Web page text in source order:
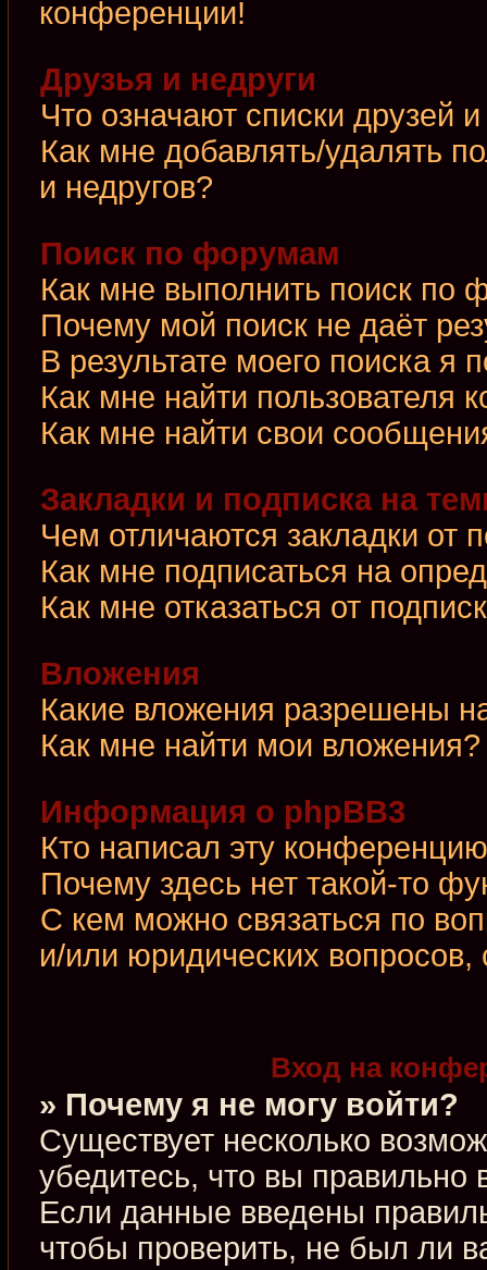
конференции!
Друзья и недруги
Что означают списки друзей
Как мне добавлять/удалять
и недругов?
Поиск по форумам
Как мне выполнить поиск
Почему мой поиск не даёт
В результате моего поиска я
Как мне найти пользователя
Как мне найти свои
Закладки и подписка на
Чем отличаются закладки от
Как мне подписаться на
Как мне отказаться от
Вложения
Какие вложения разрешены
Как мне найти мои вложения?
Информация о phpBB3
Кто написал эту
Почему здесь нет такой-то
С кем можно связаться по
и/или юридических
Вход на
» Почему я не могу войти?
Существует несколько
убедитесь, что вы правильно
Если данные введены
чтобы проверить, не был ли